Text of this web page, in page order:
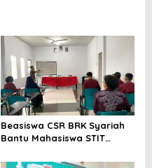
Beasiswa CSR BRK Syariah
Bantu Mahasiswa STIT
Cita-cita Pendidikan